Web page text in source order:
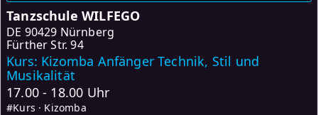
Tanzschule WILFEGO
DE 90429 Nürnberg
Fürther Str. 94
Kurs: Kizomba Anfänger Technik, Stil und
Musikalität
17.00 - 18.00 Uhr
#Kurs · Kizomba